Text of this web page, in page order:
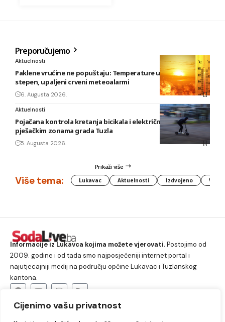
Cijenimo vašu privatnost
Preporučujemo
Aktuelnosti
Paklene vrućine ne popuštaju: Temperature u BiH i do 41
stepen, upaljeni crveni meteoalarmi
6. Augusta 2026.
Aktuelnosti
Pojačana kontrola kretanja bicikala i električnih romobila u
pješačkim zonama grada Tuzla
5. Augusta 2026.
Prikaži više
Više tema: Lukavac Aktuelnosti Izdvojeno
Informacije iz Lukavca kojima možete vjerovati.Postojimo od
2009. godine i od tada smo najposjećeniji internet portal i
najutjecajniji medij na području općine Lukavac i Tuzlanskog
kantona.